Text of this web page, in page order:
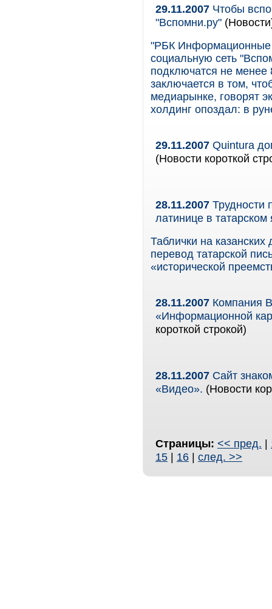
29.11.2007 Чтобы
"Вспомни.ру"
"РБК Информационные
социальную сеть
подключатся не менее
заключается в том,
медиарынке, говорят
холдинг опоздал: в
29.11.2007 Quintura
(Новости короткой
28.11.2007 Трудности
латинице в татарском
Таблички на
перевод татарской
«исторической
28.11.2007 Компания
«Информационной
короткой строкой)
28.11.2007 Сайт
«Видео». (Новости
Страницы: << пред. |
15 | 16 | след. >>